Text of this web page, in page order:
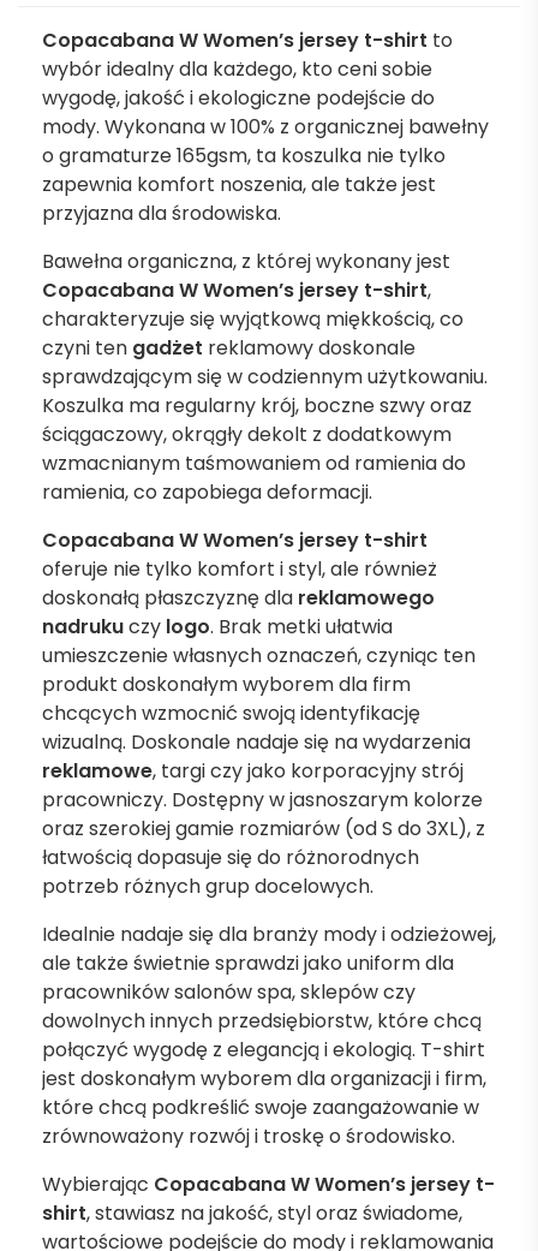
Copacabana W Women’s jersey t-shirt to
wybór idealny dla każdego, kto ceni sobie
wygodę, jakość i ekologiczne podejście do
mody. Wykonana w 100% z organicznej bawełny
o gramaturze 165gsm, ta koszulka nie tylko
zapewnia komfort noszenia, ale także jest
przyjazna dla środowiska.
Bawełna organiczna, z której wykonany jest
Copacabana W Women’s jersey t-shirt,
charakteryzuje się wyjątkową miękkością, co
czyni ten gadżet reklamowy doskonale
sprawdzającym się w codziennym użytkowaniu.
Koszulka ma regularny krój, boczne szwy oraz
ściągaczowy, okrągły dekolt z dodatkowym
wzmacnianym taśmowaniem od ramienia do
ramienia, co zapobiega deformacji.
Copacabana W Women’s jersey t-shirt
oferuje nie tylko komfort i styl, ale również
doskonałą płaszczyznę dla reklamowego
nadrukuczy logo. Brak metki ułatwia
umieszczenie własnych oznaczeń, czyniąc ten
produkt doskonałym wyborem dla firm
chcących wzmocnić swoją identyfikację
wizualną. Doskonale nadaje się na wydarzenia
reklamowe, targi czy jako korporacyjny strój
pracowniczy. Dostępny w jasnoszarym kolorze
oraz szerokiej gamie rozmiarów (od S do 3XL), z
łatwością dopasuje się do różnorodnych
potrzeb różnych grup docelowych.
Idealnie nadaje się dla branży mody i odzieżowej,
ale także świetnie sprawdzi jako uniform dla
pracowników salonów spa, sklepów czy
dowolnych innych przedsiębiorstw, które chcą
połączyć wygodę z elegancją i ekologią. T-shirt
jest doskonałym wyborem dla organizacji i firm,
które chcą podkreślić swoje zaangażowanie w
zrównoważony rozwój i troskę o środowisko.
Wybierając Copacabana W Women’s jersey t-
shirt, stawiasz na jakość, styl oraz świadome,
wartościowe podejście do mody i reklamowania